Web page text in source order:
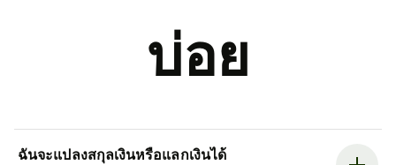
บ่อย
ฉันจะแปลงสกุลเงินหรือแลกเงินได้